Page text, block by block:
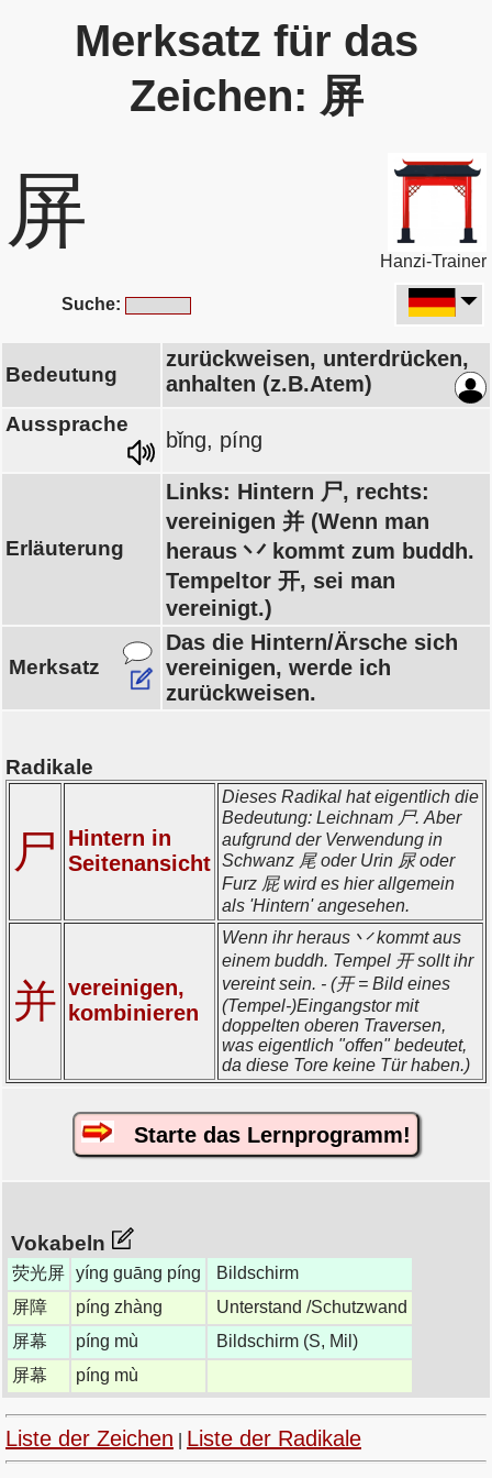
Merksatz für das
Zeichen: 屏
屏
Hanzi-Trainer
Suche:
Bedeutung
zurückweisen, unterdrücken,
anhalten (z.B.Atem)
Aussprache
bǐng, píng
Erläuterung
Links: Hintern 尸, rechts:
vereinigen 并 (Wenn man
heraus 丷 kommt zum buddh.
Tempeltor 开, sei man
vereinigt.)
Merksatz
Das die Hintern/Ärsche sich
vereinigen, werde ich
zurückweisen.
Radikale
尸
Hintern in
Seitenansicht
Dieses Radikal hat eigentlich die
Bedeutung: Leichnam 尸. Aber
aufgrund der Verwendung in
Schwanz 尾 oder Urin 尿 oder
Furz 屁 wird es hier allgemein
als 'Hintern' angesehen.
并 vereinigen,
kombinieren
Wenn ihr heraus 丷 kommt aus
einem buddh. Tempel 开 sollt ihr
vereint sein. - (开 = Bild eines
(Tempel-)Eingangstor mit
doppelten oberen Traversen,
was eigentlich "offen" bedeutet,
da diese Tore keine Tür haben.)
Starte das Lernprogramm!
Vokabeln
荧光屏 yíng guāng píng
Bildschirm
屏障
píng zhàng
Unterstand /Schutzwand
屏幕
píng mù
Bildschirm (S, Mil)
屏幕
píng mù
Liste der Zeichen Liste der Radikale